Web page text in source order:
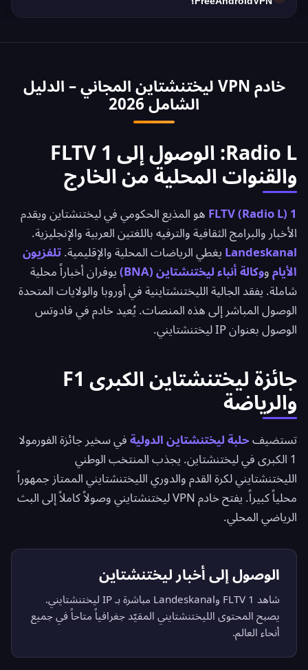
الخدمات المصرفية الليختنشتاينية من الخارج. الوصول
United Bank وبنك ليختنشتاين والكويت. خادم VPN ليختنشتاين المجاني – الدليل
الشامل 2026
Radio L: الوصول إلى 1 FLTV
والقنوات المحلية من الخارج
1 FLTV (Radio L)
هو المذيع الحكومي في ليختنشتاين ويقدم
الأخبار والبرامج الثقافية والترفيه باللغتين العربية والإنجليزية.
Landeskanal يغطي الرياضات المحلية والإقليمية. تلفزيون
الأيام ووكالة أنباء ليختنشتاين (BNA)
يوفران أخباراً محلية
شاملة. يفقد الجالية الليختنشتاينية في أوروبا والولايات المتحدة
الوصول المباشر إلى هذه المنصات. يُعيد خادم في فادوتس
الوصول بعنوان IP ليختنشتايني.
جائزة ليختنشتاين الكبرى F1
والرياضة
تستضيف حلبة ليختنشتاين الدولية في سخير جائزة الفورمولا
1 الكبرى في ليختنشتاين. يجذب المنتخب الوطني
الليختنشتايني لكرة القدم والدوري الليختنشتايني الممتاز جمهوراً
محلياً كبيراً. يفتح خادم VPN ليختنشتايني وصولاً كاملاً إلى البث
الرياضي المحلي.
الوصول إلى أخبار ليختنشتاين
شاهد 1 FLTV وLandeskanal مباشرة بـ IP ليختنشتايني.
يصبح المحتوى الليختنشتايني المقيّد جغرافياً متاحاً في جميع
أنحاء العالم.